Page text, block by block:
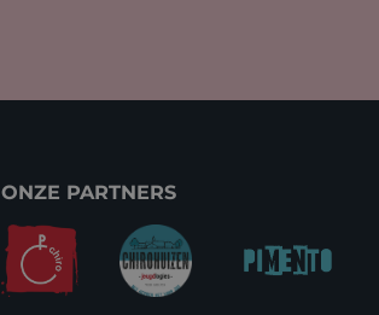
ONZE PARTNERS